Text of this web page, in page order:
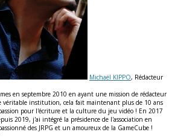
Michaël KIPPO, Rédacteur
en septembre 2010 en ayant une mission de rédacteur
véritable institution, cela fait maintenant plus de 10 ans
pour l'écriture et la culture du jeu vidéo ! En 2017
2019, j'ai intégré la présidence de l'association en
des JRPG et un amoureux de la GameCube !